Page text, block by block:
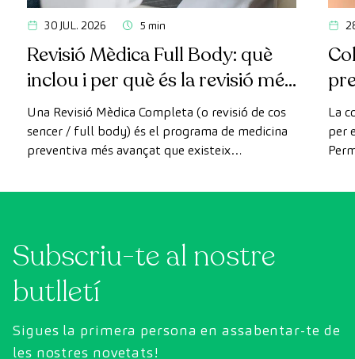
30 JUL. 2026 5 min
Revisió Mèdica Full Body: què
inclou i per què és la revisió més
avançada
Una Revisió Mèdica Completa (o revisió de cos
sencer / full body) és el programa de medicina
preventiva més avançat que existeix
convencionals, aquesta revisió utilitza la
l'estat dels òrgans vitals, el sistema vascular i el
cervell abans que apareguin els primers
símptomes.
La
per
Subscriu-te al nostre
butlletí
Sigues la primera persona en assabentar-te de
les nostres novetats!